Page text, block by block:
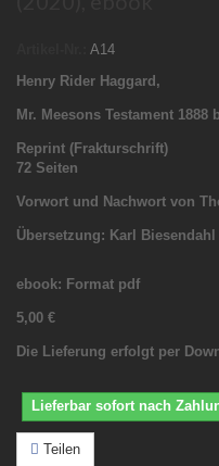
A14
Henry Rider Haggard,
Mr. Meesons Testament 1888
Reprint (Frakturschrift)
72 Seiten
Vorwort und Nachwort von
Übersetzung: Karl Biesendahl
ebook: Format pdf
5,00 €
Die Lieferung erfolgt per
Lieferbar sofort nach
Teilen